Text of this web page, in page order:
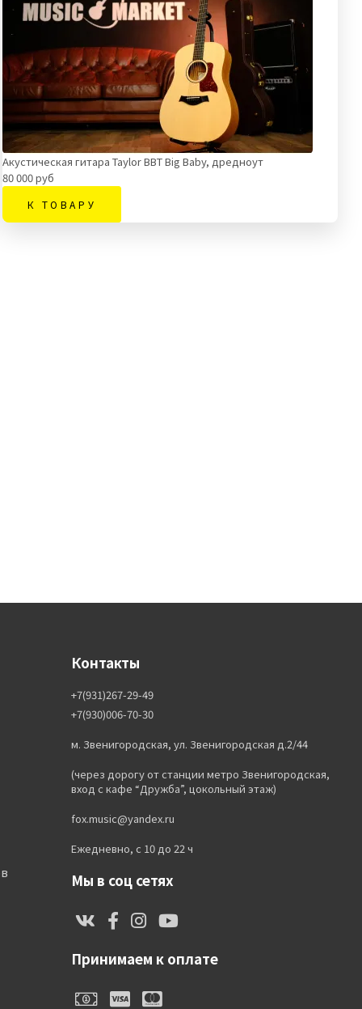
Акустическая гитара Taylor BBT Big Baby, дредноут
80 000 руб
К ТОВАРУ
Контакты
+7(931)267-29-49
+7(930)006-70-30
м. Звенигородская, ул. Звенигородская д.2/44
(через дорогу от станции метро Звенигородская,
вход с кафе “Дружба”, цокольный этаж)
fox.music@yandex.ru
Ежедневно, с 10 до 22 ч
Мы в соц сетях
Принимаем к оплате